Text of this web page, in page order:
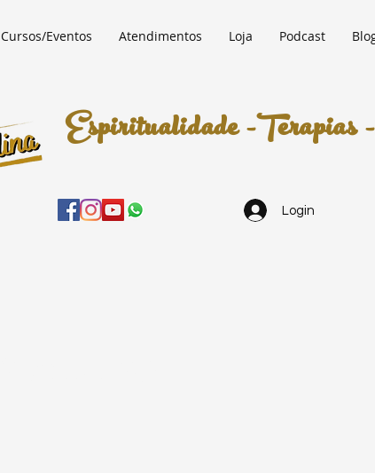
Cursos/Eventos Atendimentos Loja Podcast
Espiritualidade -Terapias
Login